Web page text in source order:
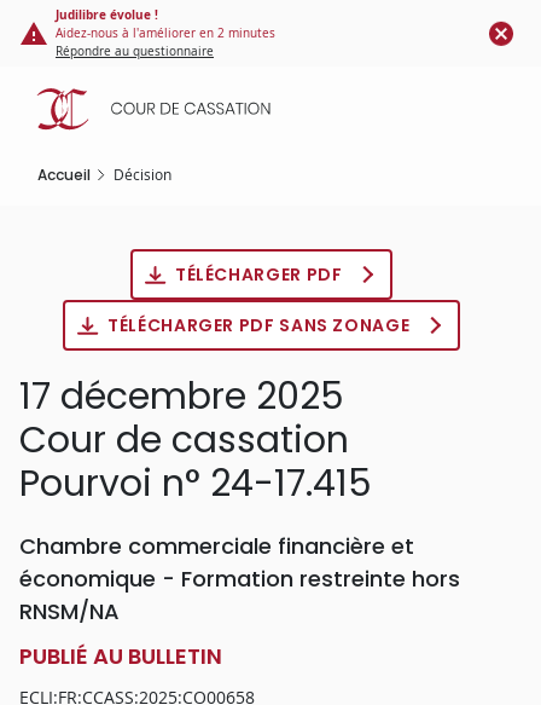
Panneau de gestion des cookies
contenu
principal
Judilibre évolue !
Aidez-nous à l'améliorer en 2 minutes
Répondre au questionnaire
Accueil Décision
TÉLÉCHARGER PDF
TÉLÉCHARGER PDF SANS ZONAGE
17 décembre 2025
Cour de cassation
Pourvoi n° 24-17.415
Chambre commerciale financière et
économique - Formation restreinte hors
RNSM/NA
PUBLIÉ AU BULLETIN
ECLI:FR:CCASS:2025:CO00658